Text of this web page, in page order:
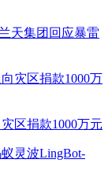
天集团回应暴雷
区捐款1000万元